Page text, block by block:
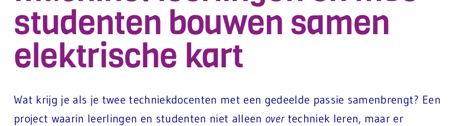
studenten bouwen samen
elektrische kart
Wat krijg je als je twee techniekdocenten met een gedeelde passie samenbrengt? Een
project waarin leerlingen en studenten niet alleen overtechniek leren, maar er